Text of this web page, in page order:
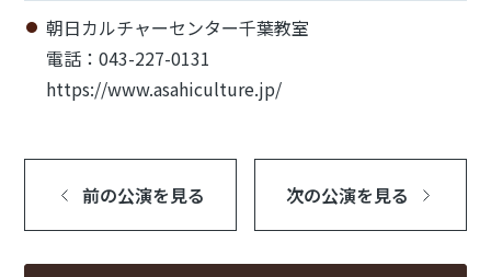
朝日カルチャーセンター千葉教室
電話：043-227-0131
https://www.asahiculture.jp/
前の公演を見る 次の公演を見る